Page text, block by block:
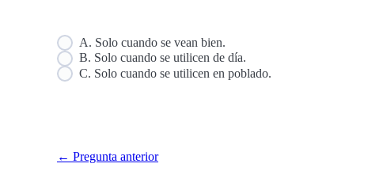
A. Solo cuando se vean bien.
B. Solo cuando se utilicen de día.
C. Solo cuando se utilicen en poblado.
← Pregunta anterior